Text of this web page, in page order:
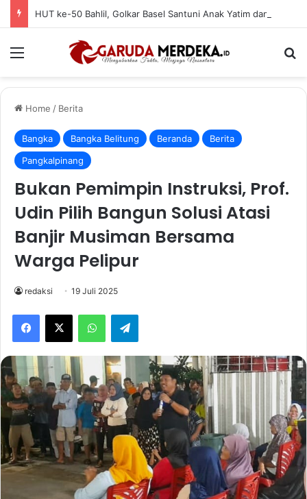
Menu
Home / Berita
Bangka Bangka Belitung Beranda
Berita
Pangkalpinang
Bukan Pemimpin Instruksi, Prof.
Udin Pilih Bangun Solusi Atasi
Banjir Musiman Bersama
Warga Pelipur
redaksi 19 Juli 2025
Facebook
X WhatsAppTelegram